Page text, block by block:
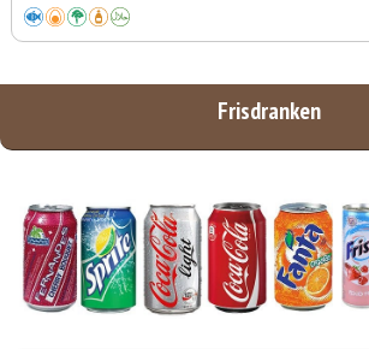
Frisdranken